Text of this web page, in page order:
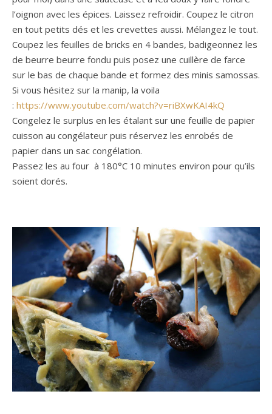
l’oignon avec les épices. Laissez refroidir. Coupez le citron
en tout petits dés et les crevettes aussi. Mélangez le tout.
Coupez les feuilles de bricks en 4 bandes, badigeonnez les
de beurre beurre fondu puis posez une cuillère de farce
sur le bas de chaque bande et formez des minis samossas.
Si vous hésitez sur la manip, la voila
: https://www.youtube.com/watch?v=riBXwKAI4kQ
Congelez le surplus en les étalant sur une feuille de papier
cuisson au congélateur puis réservez les enrobés de
papier dans un sac congélation.
Passez les au four à 180°C 10 minutes environ pour qu’ils
soient dorés.